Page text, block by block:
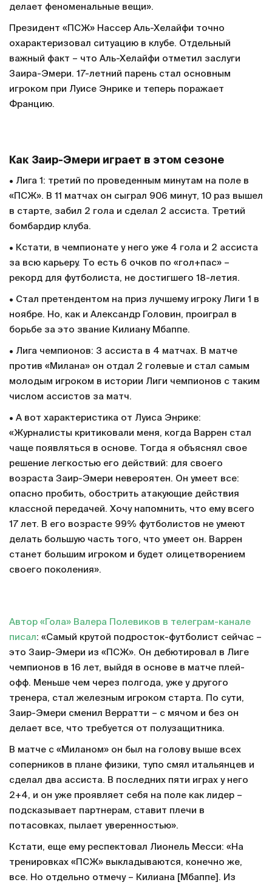
делает феноменальные вещи».
Президент «ПСЖ» Нассер Аль-Хелайфи точно
охарактеризовал ситуацию в клубе. Отдельный
важный факт – что Аль-Хелайфи отметил заслуги
Заира-Эмери. 17-летний парень стал основным
игроком при Луисе Энрике и теперь поражает
Францию.
Как Заир-Эмери играет в этом сезоне
• Лига 1: третий по проведенным минутам на поле в
«ПСЖ». В 11 матчах он сыграл 906 минут, 10 раз вышел
в старте, забил 2 гола и сделал 2 ассиста. Третий
бомбардир клуба.
• Кстати, в чемпионате у него уже 4 гола и 2 ассиста
за всю карьеру. То есть 6 очков по «гол+пас» –
рекорд для футболиста, не достигшего 18-летия.
• Стал претендентом на приз лучшему игроку Лиги 1 в
ноябре. Но, как и Александр Головин, проиграл в
борьбе за это звание Килиану Мбаппе.
• Лига чемпионов: 3 ассиста в 4 матчах. В матче
против «Милана» он отдал 2 голевые и стал самым
молодым игроком в истории Лиги чемпионов с таким
числом ассистов за матч.
• А вот характеристика от Луиса Энрике:
«Журналисты критиковали меня, когда Варрен стал
чаще появляться в основе. Тогда я объяснял свое
решение легкостью его действий: для своего
возраста Заир-Эмери невероятен. Он умеет все:
опасно пробить, обострить атакующие действия
классной передачей. Хочу напомнить, что ему всего
17 лет. В его возрасте 99% футболистов не умеют
делать большую часть того, что умеет он. Варрен
станет большим игроком и будет олицетворением
своего поколения».
Автор «Гола» Валера Полевиков в телеграм-канале
писал: «Самый крутой подросток-футболист сейчас –
это Заир-Эмери из «ПСЖ». Он дебютировал в Лиге
чемпионов в 16 лет, выйдя в основе в матче плей-
офф. Меньше чем через полгода, уже у другого
тренера, стал железным игроком старта. По сути,
Заир-Эмери сменил Верратти – с мячом и без он
делает все, что требуется от полузащитника.
В матче с «Миланом» он был на голову выше всех
соперников в плане физики, тупо смял итальянцев и
сделал два ассиста. В последних пяти играх у него
2+4, и он уже проявляет себя на поле как лидер –
подсказывает партнерам, ставит плечи в
потасовках, пылает уверенностью».
Кстати, еще ему респектовал Лионель Месси: «На
тренировках «ПСЖ» выкладываются, конечно же,
все. Но отдельно отмечу – Килиана [Мбаппе]. Из